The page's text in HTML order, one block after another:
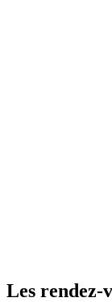
Les rendez-